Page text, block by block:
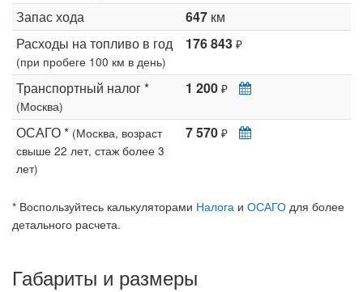
Запас хода 647 км
Расходы на топливо в год
(при пробеге 100 км в день)
176 843 ₽
Транспортный налог *
(Москва)
1 200 ₽
ОСАГО * (Москва, возраст
свыше 22 лет, стаж более 3
лет)
7 570 ₽
* Воспользуйтесь калькуляторами Налога и ОСАГО для более
детального расчета.
Габариты и размеры